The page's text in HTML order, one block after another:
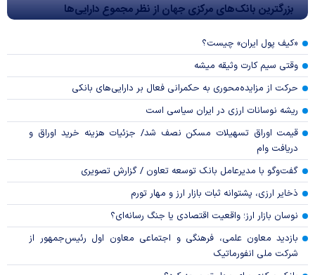
بزرگترین بانک‌های مرکزی جهان از نظر مجموع دارایی‌ها
«کیف پول ایران» چیست؟
وقتی سیم کارت وثیقه میشه
حرکت از مزایده‌محوری به حکمرانی فعال بر دارایی‌های بانکی
ریشه نوسانات ارزی در ایران سیاسی است
قیمت اوراق تسهیلات مسکن نصف شد/ جزئیات هزینه خرید اوراق و
دریافت وام
گفت‌وگو با مدیرعامل بانک توسعه تعاون / گزارش تصویری
ذخایر ارزی، پشتوانه ثبات بازار ارز و مهار تورم
نوسان بازار ارز؛ واقعیت اقتصادی یا جنگ رسانه‌ای؟
بازدید معاون علمی، فرهنگی و اجتماعی معاون اول رئیس‌جمهور از
شرکت ملی انفورماتیک